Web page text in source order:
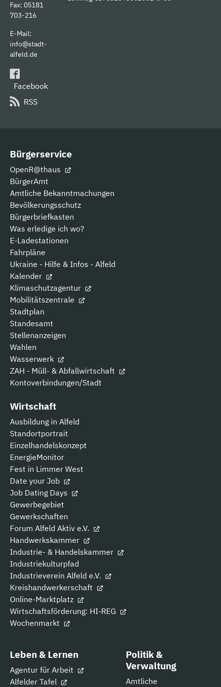
Fax: 05181
703-216
E-Mail:
info@stadt-
alfeld.de
Facebook
RSS
Bürgerservice
OpenR@thaus
BürgerAmt
Amtliche Bekanntmachungen
Bevölkerungsschutz
Bürgerbriefkasten
Was erledige ich wo?
E-Ladestationen
Fahrpläne
Ukraine - Hilfe & Infos - Alfeld
Kalender
Klimaschutzagentur
Mobilitätszentrale
Stadtplan
Standesamt
Stellenanzeigen
Wahlen
Wasserwerk
ZAH - Müll- & Abfallwirtschaft
Kontoverbindungen/Stadt
Wirtschaft
Ausbildung in Alfeld
Standortportrait
Einzelhandelskonzept
EnergieMonitor
Fest in Limmer West
Date your Job
Job Dating Days
Gewerbegebiet
Gewerkschaften
Forum Alfeld Aktiv e.V.
Handwerkskammer
Industrie- & Handelskammer
Industriekulturpfad
Industrieverein Alfeld e.V.
Kreishandwerkerschaft
Online-Marktplatz
Wirtschaftsförderung: HI-REG
Wochenmarkt
Leben & Lernen
Agentur für Arbeit
Alfelder Tafel
Politik &
Verwaltung
Amtliche